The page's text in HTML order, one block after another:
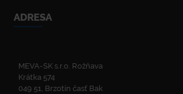
ADRESA
MEVA-SK s.r.o. Rožňava
Krátka 574
049 51, Brzotín časť Bak